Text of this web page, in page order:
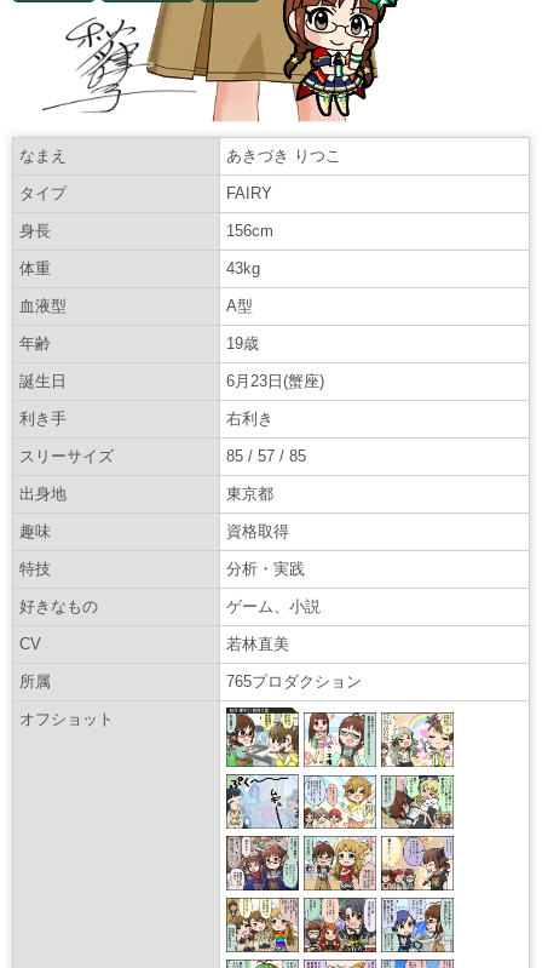
なまえ あきづき りつこ
タイプ FAIRY
身長 156cm
体重 43kg
血液型 A型
年齢 19歳
誕生日 6月23日(蟹座)
利き手 右利き
スリーサイズ 85 / 57 / 85
出身地 東京都
趣味 資格取得
特技 分析・実践
好きなもの ゲーム、小説
CV 若林直美
所属 765プロダクション
オフショット